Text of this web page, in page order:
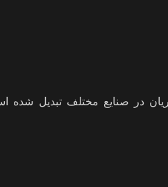
در صنایع مختلف تبدیل